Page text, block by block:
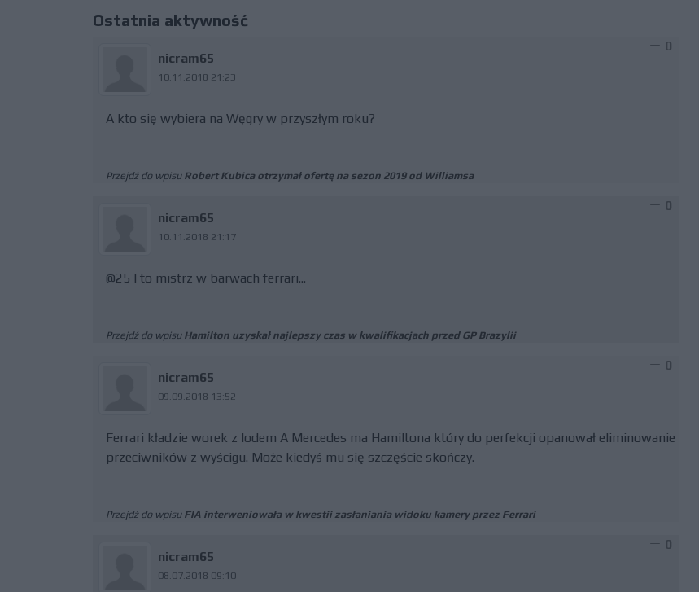
Ostatnia aktywność
nicram65
10.11.2018 21:23
0
A kto się wybiera na Węgry w przyszłym roku?
Przejdź do wpisu Robert Kubica otrzymał ofertę na sezon 2019 od Williamsa
nicram65
10.11.2018 21:17
0
@25 I to mistrz w barwach ferrari...
Przejdź do wpisu Hamilton uzyskał najlepszy czas w kwalifikacjach przed GP Brazylii
nicram65
09.09.2018 13:52
0
Ferrari kładzie worek z lodem A Mercedes ma Hamiltona który do perfekcji opanował eliminowanie
przeciwników z wyścigu. Może kiedyś mu się szczęście skończy.
Przejdź do wpisu FIA interweniowała w kwestii zasłaniania widoku kamery przez Ferrari
nicram65
08.07.2018 09:10
0